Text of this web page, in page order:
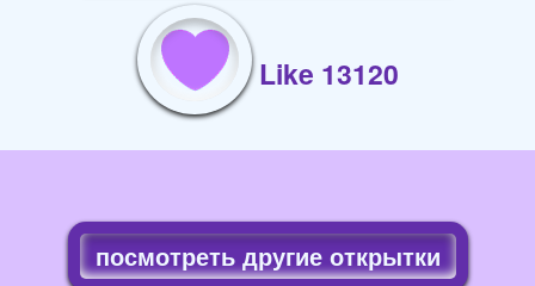
Like 13120
посмотреть другие открытки